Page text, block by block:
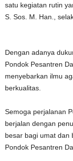
satu kegiatan rutin
S. Sos. M. Han.,
Dengan adanya
Pondok Pesantren
menyebarkan ilmu
berkualitas.
Semoga perjalanan
berjalan dengan
besar bagi umat dan
Pondok Pesantren